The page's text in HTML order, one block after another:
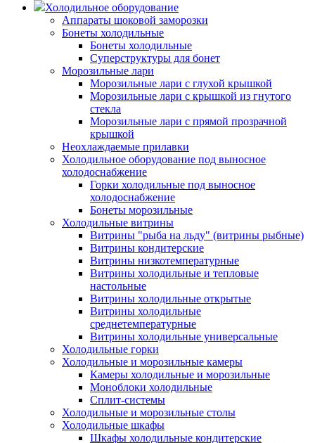
Холодильное оборудование
Аппараты шоковой заморозки
Бонеты холодильные
Бонеты холодильные
Суперструктуры для бонет
Морозильные лари
Морозильные лари с глухой крышкой
Морозильные лари с крышкой из гнутого
стекла
Морозильные лари с прямой прозрачной
крышкой
Неохлаждаемые прилавки
Холодильное оборудование под выносное
холодоснабжение
Горки холодильные под выносное
холодоснабжение
Бонеты морозильные
Холодильные витрины
Витрины "рыба на льду" (витрины рыбные)
Витрины кондитерские
Витрины низкотемпературные
Витрины холодильные и тепловые
настольные
Витрины холодильные открытые
Витрины холодильные
среднетемпературные
Витрины холодильные универсальные
Холодильные горки
Холодильные и морозильные камеры
Камеры холодильные и морозильные
Моноблоки холодильные
Сплит-системы
Холодильные и морозильные столы
Холодильные шкафы
Шкафы холодильные кондитерские